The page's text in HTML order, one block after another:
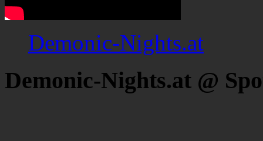
Demonic-Nights.at
Demonic-Nights.at @